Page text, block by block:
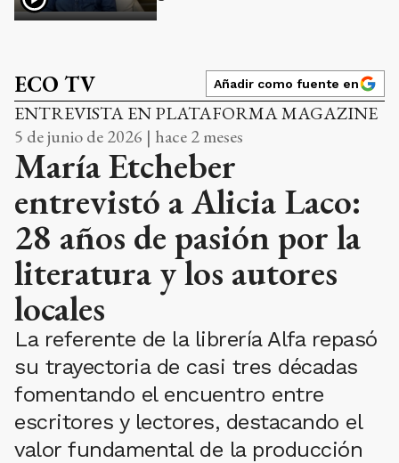
ECO TV Añadir como fuente en
ENTREVISTA EN PLATAFORMA MAGAZINE
5 de junio de 2026 | hace 2 meses
María Etcheber
entrevistó a Alicia Laco:
28 años de pasión por la
literatura y los autores
locales
La referente de la librería Alfa repasó
su trayectoria de casi tres décadas
fomentando el encuentro entre
escritores y lectores, destacando el
valor fundamental de la producción